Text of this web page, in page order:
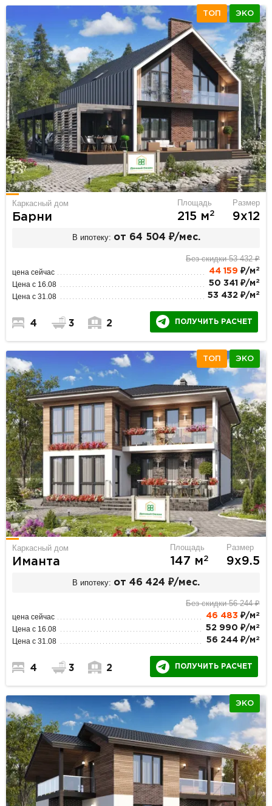
ТОП ЭКО
Каркасный дом
Барни
Площадь
215 м2
Размер
9х12
В ипотеку: от 64 504 ₽/мес.
Без скидки 53 432 ₽
цена сейчас 44 159 ₽/м 2
Цена с 16.08 50 341 ₽/м 2
Цена с 31.08 53 432 ₽/м 2
4 3 2 ПОЛУЧИТЬ РАСЧЕТ
ТОП ЭКО
Каркасный дом
Иманта
Площадь
147 м2
Размер
9х9.5
В ипотеку: от 46 424 ₽/мес.
Без скидки 56 244 ₽
цена сейчас 46 483 ₽/м 2
Цена с 16.08 52 990 ₽/м 2
Цена с 31.08 56 244 ₽/м 2
4 3 2 ПОЛУЧИТЬ РАСЧЕТ
ЭКО